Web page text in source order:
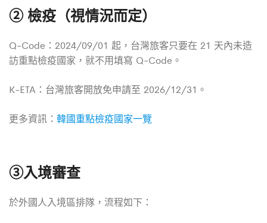
② 檢疫（視情況而定）
Q-Code：2024/09/01 起，台灣旅客只要在 21 天內未造
訪重點檢疫國家，就不用填寫 Q-Code。
K-ETA：台灣旅客開放免申請至 2026/12/31。
更多資訊： 韓國重點檢疫國家一覽
③入境審查
於外國人入境區排隊，流程如下：